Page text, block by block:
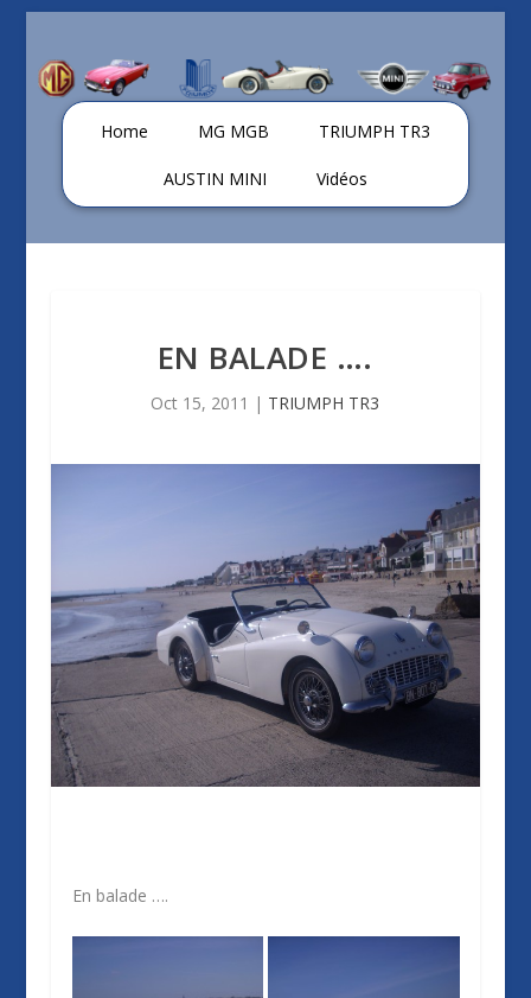
Home MG MGB TRIUMPH TR3
AUSTIN MINI Vidéos
EN BALADE ….
Oct 15, 2011 | TRIUMPH TR3
En balade ….